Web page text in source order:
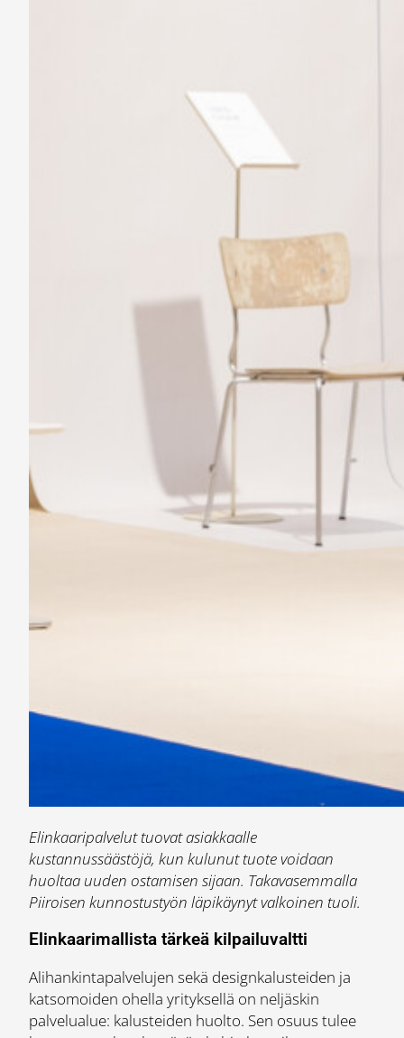
Elinkaaripalvelut tuovat asiakkaalle
kustannussäästöjä, kun kulunut tuote voidaan
huoltaa uuden ostamisen sijaan. Takavasemmalla
Piiroisen kunnostustyön läpikäynyt valkoinen tuoli.
Elinkaarimallista tärkeä kilpailuvaltti
Alihankintapalvelujen sekä designkalusteiden ja
katsomoiden ohella yrityksellä on neljäskin
palvelualue: kalusteiden huolto. Sen osuus tulee